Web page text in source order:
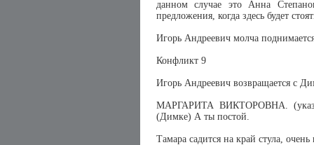
данном случае это Анна
предложения, когда здесь будет
Игорь Андреевич молча
Конфликт 9
Игорь Андреевич возвращается с
МАРГАРИТА ВИКТОРОВНА.
(Димке) А ты постой.
Тамара садится на край стула,